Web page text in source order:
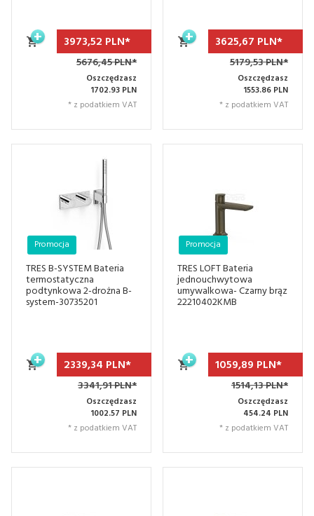
3973,52 PLN*
5676,45 PLN*
Oszczędzasz
1702.93 PLN
* z podatkiem VAT
3625,67 PLN*
5179,53 PLN*
Oszczędzasz
1553.86 PLN
* z podatkiem VAT
TRES B-SYSTEM Bateria
termostatyczna
podtynkowa 2-drożna B-
system-30735201
Promocja
2339,34 PLN*
3341,91 PLN*
Oszczędzasz
1002.57 PLN
* z podatkiem VAT
TRES LOFT Bateria
jednouchwytowa
umywalkowa- Czarny brąz
22210402KMB
Promocja
1059,89 PLN*
1514,13 PLN*
Oszczędzasz
454.24 PLN
* z podatkiem VAT